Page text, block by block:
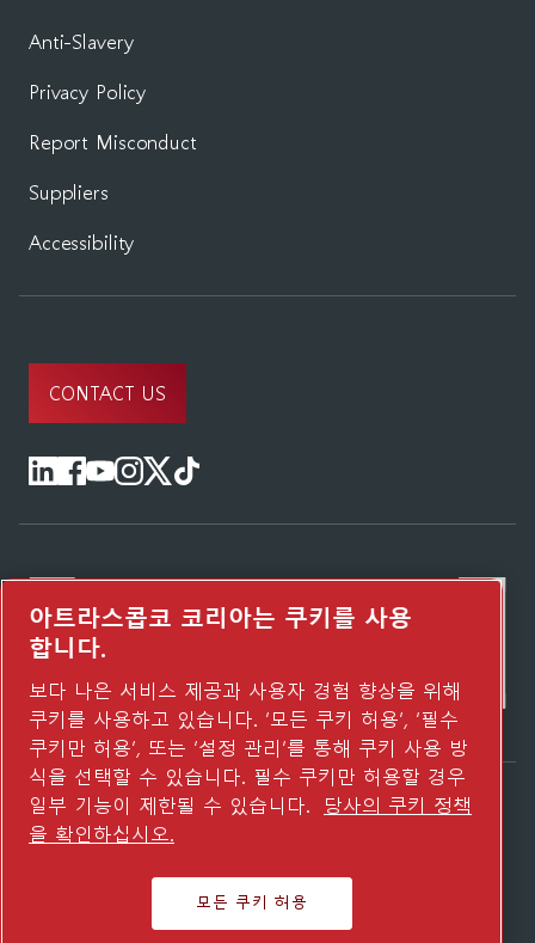
Anti-Slavery
Privacy Policy
Report Misconduct
Suppliers
Accessibility
CONTACT US
Atlas Copco Group이 어떻게 기술로 미래를
Atlas Copco Group 웹사이트 방문하기
Atlas Copco Group 그룹사
아트라스콥코 코리아는 쿠키를 사용
합니다.
보다 나은 서비스 제공과 사용자 경험 향상을 위해
쿠키를 사용하고 있습니다. ‘모든 쿠키 허용’, ‘필수
쿠키만 허용’, 또는 ‘설정 관리’를 통해 쿠키 사용 방
식을 선택할 수 있습니다. 필수 쿠키만 허용할 경우
일부 기능이 제한될 수 있습니다.
당사의 쿠키 정책
을 확인하십시오.
모든 쿠키 허용